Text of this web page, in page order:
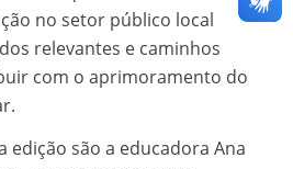
no setor público local
relevantes e caminhos
com o aprimoramento do
edição são a educadora Ana